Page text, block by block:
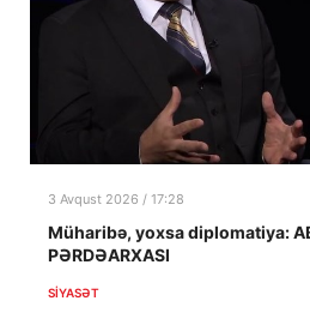
3 Avqust 2026 / 17:28
Müharibə, yoxsa diplomatiya:
PƏRDƏARXASI
SIYASƏT